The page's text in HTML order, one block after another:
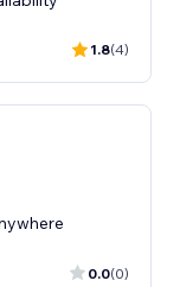
1.8(4)
0.0(0)